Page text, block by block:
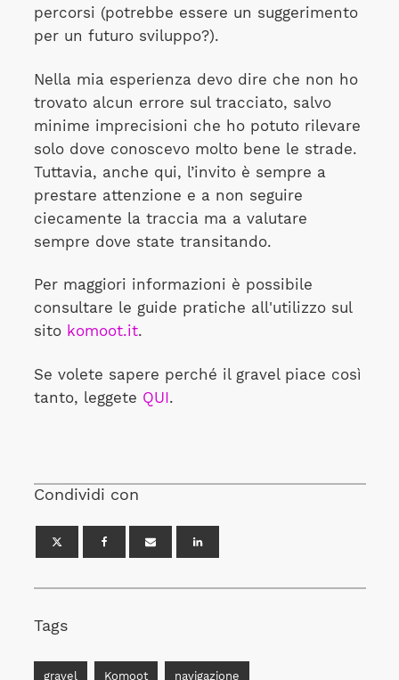
percorsi (potrebbe essere un suggerimento
per un futuro sviluppo?).
Nella mia esperienza devo dire che non ho
trovato alcun errore sul tracciato, salvo
minime imprecisioni che ho potuto rilevare
solo dove conoscevo molto bene le strade.
Tuttavia, anche qui, l’invito è sempre a
prestare attenzione e a non seguire
ciecamente la traccia ma a valutare
sempre dove state transitando.
Per maggiori informazioni è possibile
consultare le guide pratiche all'utilizzo sul
sito komoot.it.
Se volete sapere perché il gravel piace così
tanto, leggete QUI.
Condividi con
Tags
gravel Komoot navigazione